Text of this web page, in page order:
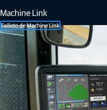
Machine Link
Folleto de Machine Link